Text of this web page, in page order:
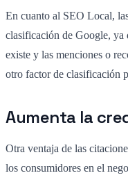
En cuanto al SEO Local,
clasificación de Google, ya
existe y las menciones o
otro factor de clasificación
Aumenta la
Otra ventaja de las
los consumidores en el